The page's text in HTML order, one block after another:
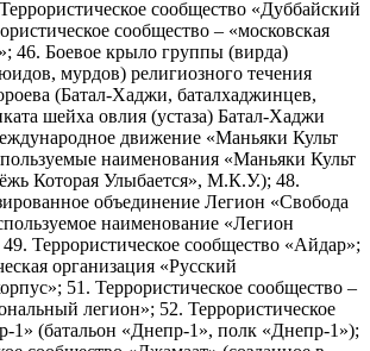
сообщество «Дуббайский
сообщество – «московская
46. Боевое крыло группы (вирда)
мурдов) религиозного течения
(Батал-Хаджи, баталхаджинцев,
шейха овлия (устаза) Батал-Хаджи
движение «Маньяки Культ
наименования «Маньяки Культ
Которая Улыбается», М.К.У.); 48.
объединение Легион «Свобода
наименование «Легион
Террористическое сообщество «Айдар»;
организация «Русский
51. Террористическое сообщество –
легион»; 52. Террористическое
1» (батальон «Днепр-1», полк «Днепр-1»);